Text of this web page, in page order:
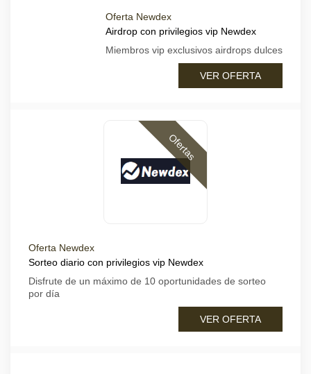
Oferta Newdex
Airdrop con privilegios vip Newdex
Miembros vip exclusivos airdrops dulces
VER OFERTA
Ofertas
Oferta Newdex
Sorteo diario con privilegios vip Newdex
Disfrute de un máximo de 10 oportunidades de sorteo
por día
VER OFERTA